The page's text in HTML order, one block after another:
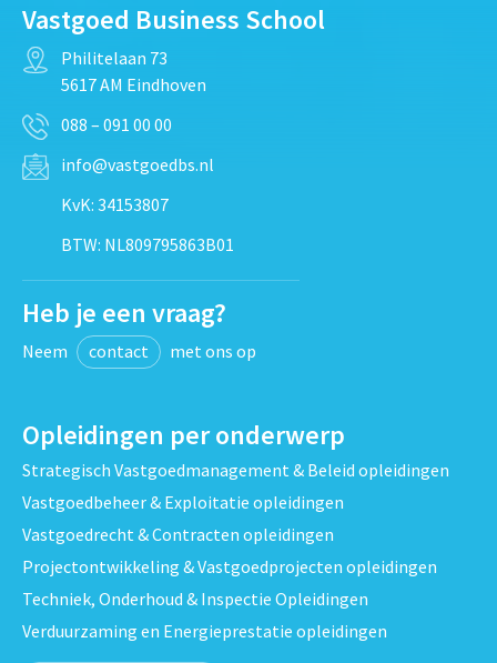
Vastgoed Business School
Philitelaan 73
5617 AM Eindhoven
088 – 091 00 00
info@vastgoedbs.nl
KvK: 34153807
BTW: NL809795863B01
Heb je een vraag?
Neem contact met ons op
Opleidingen per onderwerp
Strategisch Vastgoedmanagement & Beleid opleidingen
Vastgoedbeheer & Exploitatie opleidingen
Vastgoedrecht & Contracten opleidingen
Projectontwikkeling & Vastgoedprojecten opleidingen
Techniek, Onderhoud & Inspectie Opleidingen
Verduurzaming en Energieprestatie opleidingen